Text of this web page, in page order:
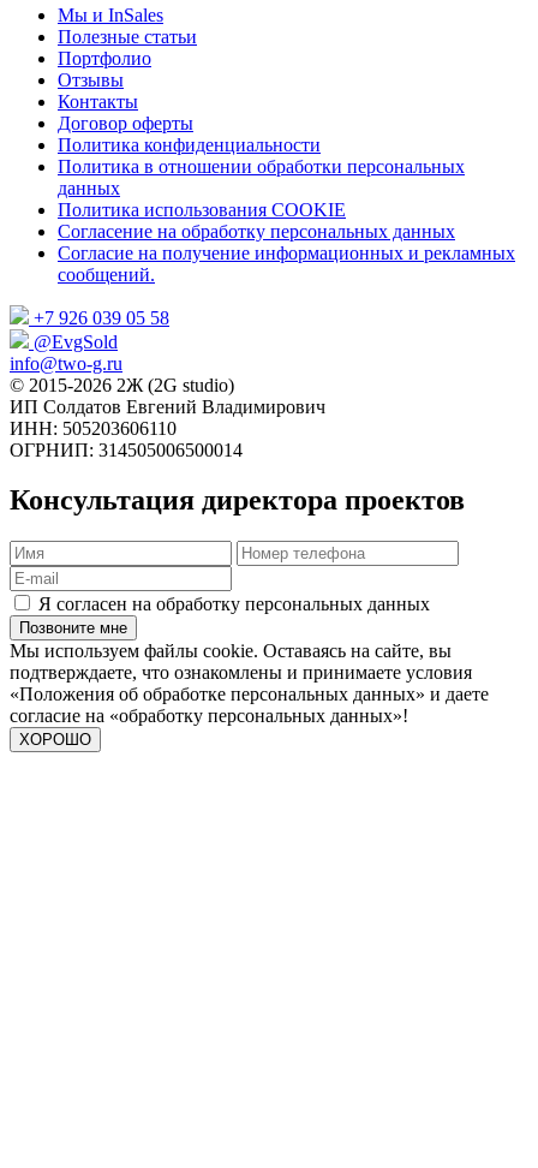
Мы и InSales
Полезные статьи
Портфолио
Отзывы
Контакты
Договор оферты
Политика конфиденциальности
Политика в отношении обработки персональных
данных
Политика использования COOKIE
Согласение на обработку персональных данных
Согласие на получение информационных и рекламных
сообщений.
+7 926 039 05 58
@EvgSold
info@two-g.ru
© 2015-2026 2Ж (2G studio)
ИП Солдатов Евгений Владимирович
ИНН: 505203606110
ОГРНИП: 314505006500014
Консультация директора проектов
Я согласен на обработку персональных данных
Позвоните мне
Мы используем файлы cookie. Оставаясь на сайте, вы
подтверждаете, что ознакомлены и принимаете условия
«Положения об обработке персональных данных» и даете
согласие на «обработку персональных данных»!
ХОРОШО